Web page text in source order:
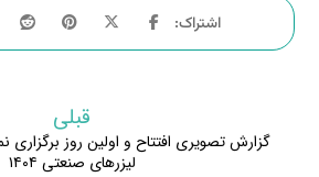
قبلی
گزارش تصویری افتتاح و اولین روز
لیزرهای صنعتی ۱۴۰۴